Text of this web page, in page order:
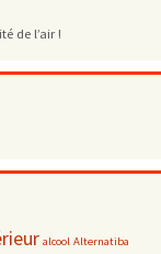
de l’air !
alcool Alternatiba